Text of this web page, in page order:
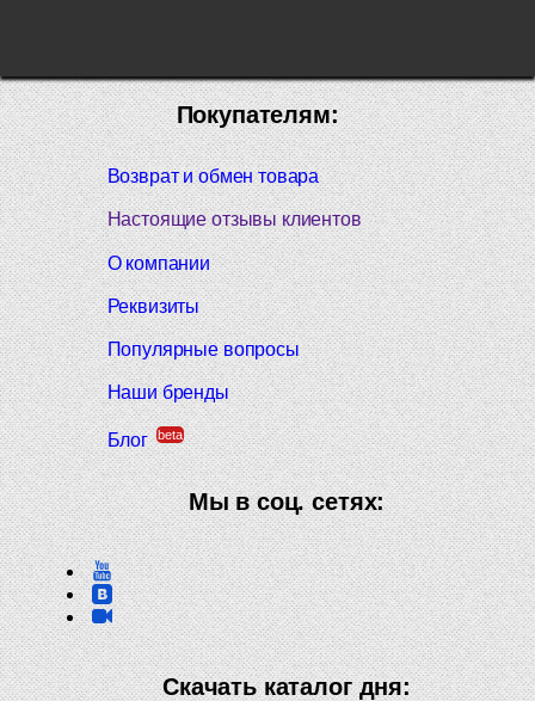
Покупателям:
Возврат и обмен товара
Настоящие отзывы клиентов
О компании
Реквизиты
Популярные вопросы
Наши бренды
Блог beta
Мы в соц. сетях:
Скачать каталог дня: